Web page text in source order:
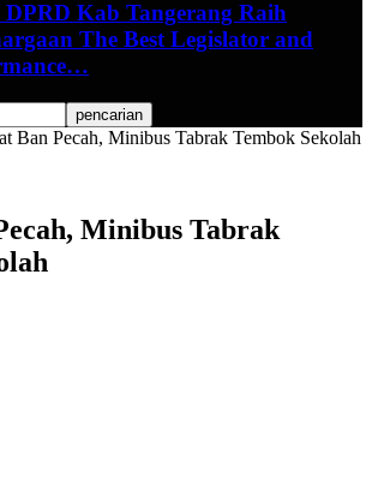
DPRD Kab Tangerang Raih
The Best Legislator and
Ban Pecah, Minibus Tabrak Tembok Sekolah
Minibus Tabrak